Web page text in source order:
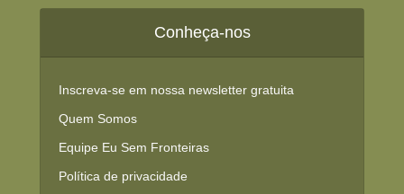
Conheça-nos
Inscreva-se em nossa newsletter gratuita
Quem Somos
Equipe Eu Sem Fronteiras
Política de privacidade